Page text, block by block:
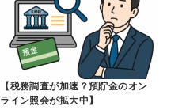
【税務調査が加速？預貯金のオン
ライン照会が拡大中】